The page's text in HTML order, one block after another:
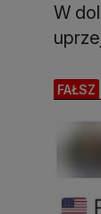
W
FAŁSZ